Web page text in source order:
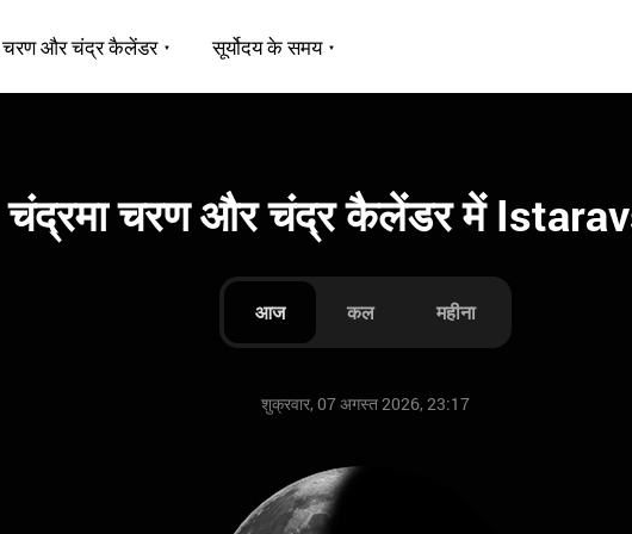
चरण और चंद्र कैलेंडर सूर्योदय के समय
चंद्रमा चरण और चंद्र कैलेंडर में
आज कल महीना
शुक्रवार, 07 अगस्त 2026, 23:17